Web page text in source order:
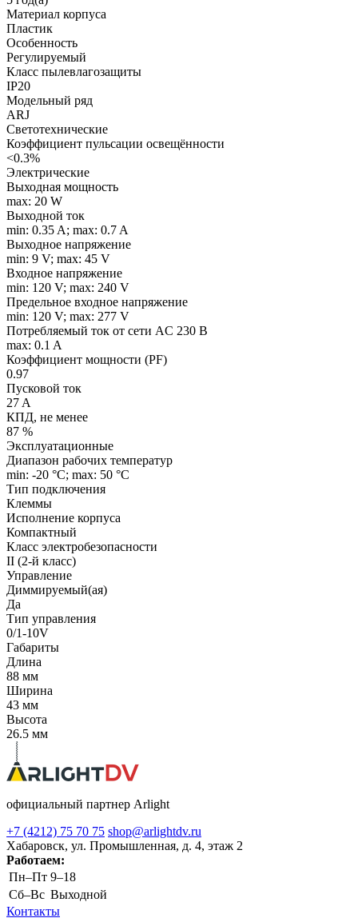
Материал корпуса
Пластик
Особенность
Регулируемый
Класс пылевлагозащиты
IP20
Модельный ряд
ARJ
Светотехнические
Коэффициент пульсации освещённости
<0.3%
Электрические
Выходная мощность
max: 20 W
Выходной ток
min: 0.35 A; max: 0.7 A
Выходное напряжение
min: 9 V; max: 45 V
Входное напряжение
min: 120 V; max: 240 V
Предельное входное напряжение
min: 120 V; max: 277 V
Потребляемый ток от сети AC 230 В
max: 0.1 A
Коэффициент мощности (PF)
0.97
Пусковой ток
27 A
КПД, не менее
87 %
Эксплуатационные
Диапазон рабочих температур
min: -20 °C; max: 50 °C
Тип подключения
Клеммы
Исполнение корпуса
Компактный
Класс электробезопасности
II (2-й класс)
Управление
Диммируемый(ая)
Да
Тип управления
0/1-10V
Габариты
Длина
88 мм
Ширина
43 мм
Высота
26.5 мм
официальный партнер Arlight
+7 (4212) 75 70 75 shop@arlightdv.ru
Хабаровск, ул. Промышленная, д. 4, этаж 2
Работаем:
Пн–Пт 9–18
Cб–Вс Выходной
Контакты